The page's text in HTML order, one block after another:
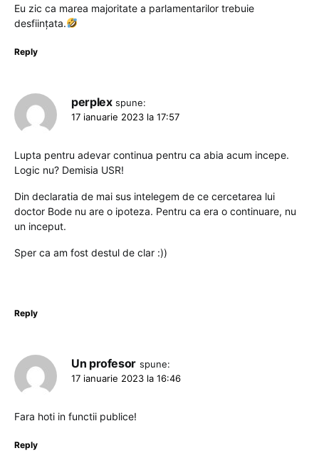
Eu zic ca marea majoritate a parlamentarilor trebuie
desființata.
Reply
perplex spune:
17 ianuarie 2023 la 17:57
Lupta pentru adevar continua pentru ca abia acum incepe.
Logic nu? Demisia USR!
Din declaratia de mai sus intelegem de ce cercetarea lui
doctor Bode nu are o ipoteza. Pentru ca era o continuare, nu
un inceput.
Sper ca am fost destul de clar :))
Reply
Un profesor spune:
17 ianuarie 2023 la 16:46
Fara hoti in functii publice!
Reply